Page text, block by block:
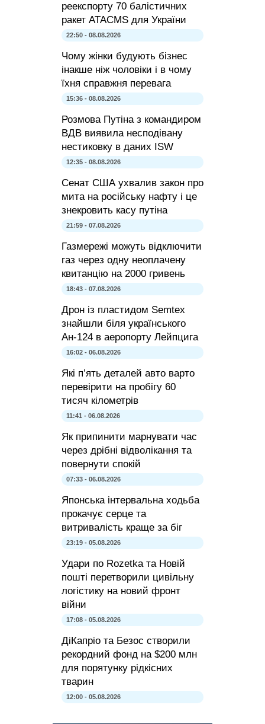
реекспорту 70 балістичних
ракет ATACMS для України
22:50 - 08.08.2026
Чому жінки будують бізнес
інакше ніж чоловіки і в чому
їхня справжня перевага
15:36 - 08.08.2026
Розмова Путіна з командиром
ВДВ виявила несподівану
нестиковку в даних ISW
12:35 - 08.08.2026
Сенат США ухвалив закон про
мита на російську нафту і це
знекровить касу путіна
21:59 - 07.08.2026
Газмережі можуть відключити
газ через одну неоплачену
квитанцію на 2000 гривень
18:43 - 07.08.2026
Дрон із пластидом Semtex
знайшли біля українського
Ан-124 в аеропорту Лейпцига
16:02 - 06.08.2026
Які п’ять деталей авто варто
перевірити на пробігу 60
тисяч кілометрів
11:41 - 06.08.2026
Як припинити марнувати час
через дрібні відволікання та
повернути спокій
07:33 - 06.08.2026
Японська інтервальна ходьба
прокачує серце та
витривалість краще за біг
23:19 - 05.08.2026
Удари по Rozetka та Новій
пошті перетворили цивільну
логістику на новий фронт
війни
17:08 - 05.08.2026
ДіКапріо та Безос створили
рекордний фонд на $200 млн
для порятунку рідкісних
тварин
12:00 - 05.08.2026